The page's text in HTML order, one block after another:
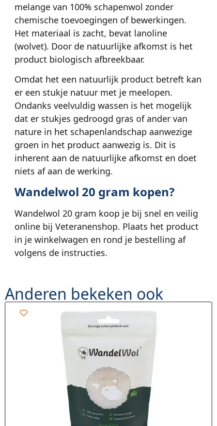
melange van 100% schapenwol zonder
chemische toevoegingen of bewerkingen.
Het materiaal is zacht, bevat lanoline
(wolvet). Door de natuurlijke afkomst is het
product biologisch afbreekbaar.
Omdat het een natuurlijk product betreft kan
er een stukje natuur met je meelopen.
Ondanks veelvuldig wassen is het mogelijk
dat er stukjes gedroogd gras of ander van
nature in het schapenlandschap aanwezige
groen in het product aanwezig is. Dit is
inherent aan de natuurlijke afkomst en doet
niets af aan de werking.
Wandelwol 20 gram kopen?
Wandelwol 20 gram koop je bij snel en veilig
online bij Veteranenshop. Plaats het product
in je winkelwagen en rond je bestelling af
volgens de instructies.
Anderen bekeken ook